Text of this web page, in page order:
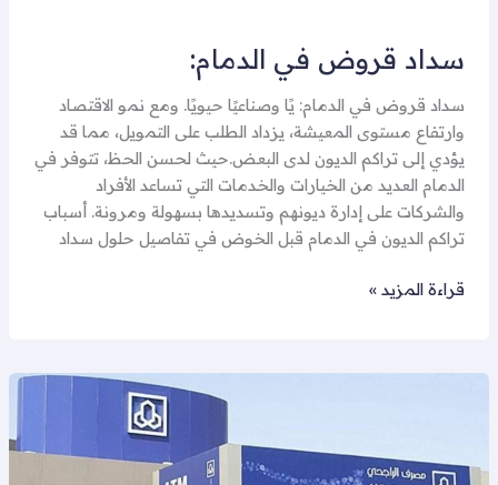
سداد قروض في الدمام:
سداد قروض في الدمام: يًا وصناعيًا حيويًا. ومع نمو الاقتصاد
وارتفاع مستوى المعيشة، يزداد الطلب على التمويل، مما قد
يؤدي إلى تراكم الديون لدى البعض.حيث لحسن الحظ، تتوفر في
الدمام العديد من الخيارات والخدمات التي تساعد الأفراد
والشركات على إدارة ديونهم وتسديدها بسهولة ومرونة. أسباب
تراكم الديون في الدمام قبل الخوض في تفاصيل حلول سداد
قراءة المزيد »
الدمام